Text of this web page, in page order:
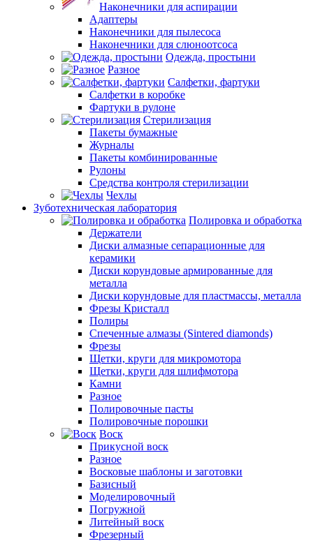
Наконечники для аспирации
Адаптеры
Наконечники для пылесоса
Наконечники для слюноотсоса
Одежда, простыни
Разное
Салфетки, фартуки
Салфетки в коробке
Фартуки в рулоне
Стерилизация
Пакеты бумажные
Журналы
Пакеты комбинированные
Рулоны
Средства контроля стерилизации
Чехлы
Зуботехническая лаборатория
Полировка и обработка
Держатели
Диски алмазные сепарационные для
керамики
Диски корундовые армированные для
металла
Диски корундовые для пластмассы, металла
Фрезы Кристалл
Полиры
Спеченные алмазы (Sintered diamonds)
Фрезы
Щетки, круги для микромотора
Щетки, круги для шлифмотора
Камни
Разное
Полировочные пасты
Полировочные порошки
Воск
Прикусной воск
Разное
Восковые шаблоны и заготовки
Базисный
Моделировочный
Погружной
Литейный воск
Фрезерный